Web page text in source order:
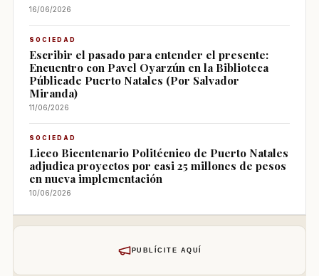
16/06/2026
SOCIEDAD
Escribir el pasado para entender el presente:
Encuentro con Pavel Oyarzún en la Biblioteca
Públicade Puerto Natales (Por Salvador
Miranda)
11/06/2026
SOCIEDAD
Liceo Bicentenario Politécnico de Puerto Natales
adjudica proyectos por casi 25 millones de pesos
en nueva implementación
10/06/2026
PUBLÍCITE AQUÍ